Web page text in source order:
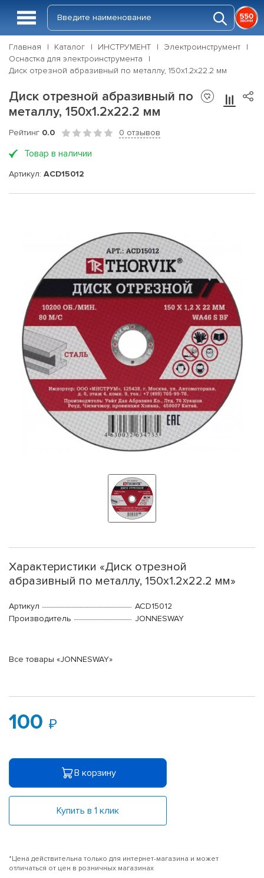
Главная Каталог ИНСТРУМЕНТ
Электроинструмент
Оснастка для электроинструмента
Диск отрезной абразивный по металлу, 150х1.2х22.2 мм
Диск отрезной абразивный по
металлу, 150х1.2х22.2 мм
Рейтинг 0.0 0 отзывов
Товар в наличии
Артикул: ACD15012
Характеристики «Диск отрезной
абразивный по металлу, 150х1.2х22.2 мм»
Артикул
ACD15012
Производитель
JONNESWAY
Все товары «JONNESWAY»
100
В корзину
Купить в 1 клик
*Цена действительна только для интернет-магазина и может
отличаться от цен в розничных магазинах